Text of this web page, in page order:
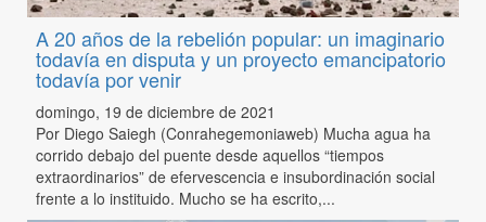
A 20 años de la rebelión popular: un imaginario
todavía en disputa y un proyecto emancipatorio
todavía por venir
domingo, 19 de diciembre de 2021
Por Diego Saiegh (Conrahegemoniaweb) Mucha agua ha
corrido debajo del puente desde aquellos “tiempos
extraordinarios” de efervescencia e insubordinación social
frente a lo instituido. Mucho se ha escrito,...